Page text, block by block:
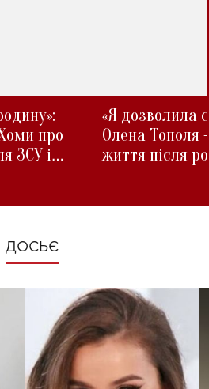
про
ЗСУ і
«Я дозволила
Олена Тополя
життя після
ДОСЬЄ